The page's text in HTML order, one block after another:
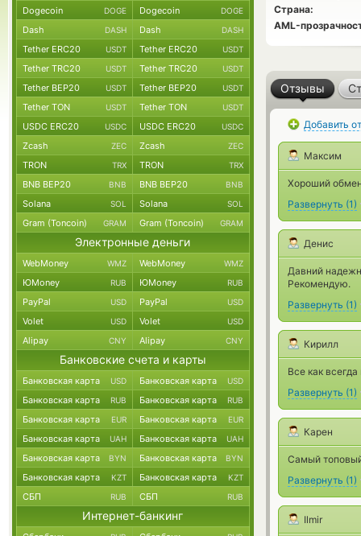
Страна:
AML-
Отзывы
Добавить
Максим
Хороший
Развернуть (1)
Денис
Давний
Рекомендую.
Развернуть (1)
Кирилл
Все как
Развернуть (1)
Карен
Самый
Развернуть (1)
Ilmir
Dogecoin DOGE Dogecoin DOGE
Dash DASH Dash DASH
Tether ERC20 USDT Tether ERC20 USDT
Tether TRC20 USDT Tether TRC20 USDT
Tether BEP20 USDT Tether BEP20 USDT
Tether TON USDT Tether TON USDT
USDC ERC20 USDC USDC ERC20 USDC
Zcash ZEC Zcash ZEC
TRON TRX TRON TRX
BNB BEP20 BNB BNB BEP20 BNB
Solana SOL Solana SOL
Gram (Toncoin) GRAM Gram (Toncoin) GRAM
Электронные деньги
WebMoney WMZ WebMoney WMZ
ЮMoney RUB ЮMoney RUB
PayPal USD PayPal USD
Volet USD Volet USD
Alipay CNY Alipay CNY
Банковские счета и карты
Банковская карта USD Банковская карта USD
Банковская карта RUB Банковская карта RUB
Банковская карта EUR Банковская карта EUR
Банковская карта UAH Банковская карта UAH
Банковская карта BYN Банковская карта BYN
Банковская карта KZT Банковская карта KZT
СБП RUB СБП RUB
Интернет-банкинг